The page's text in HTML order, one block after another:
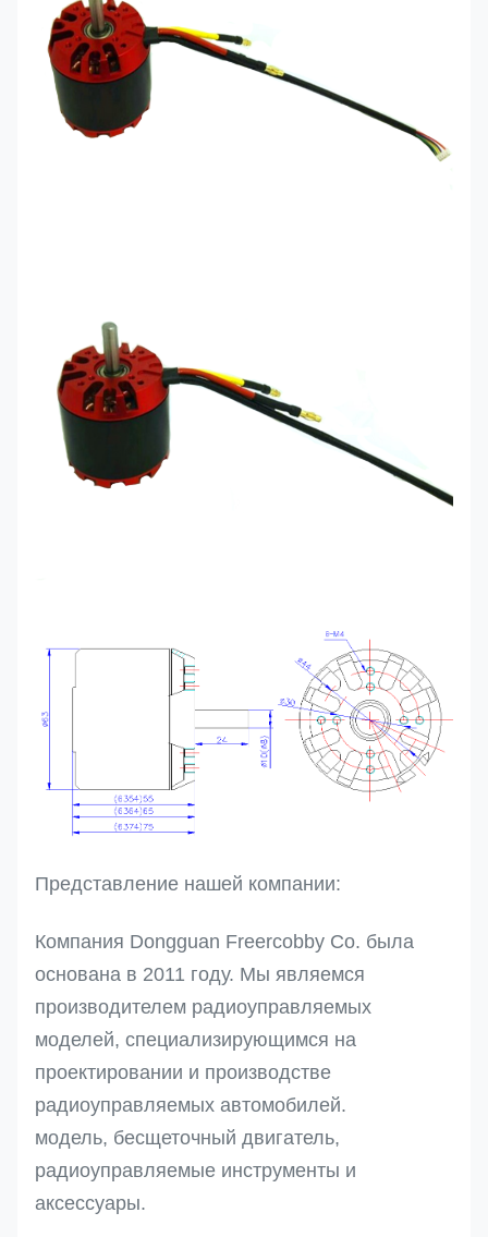
Представление нашей компании:
Компания Dongguan Freercobby Co. была
основана в 2011 году. Мы являемся
производителем радиоуправляемых
моделей, специализирующимся на
проектировании и производстве
радиоуправляемых автомобилей.
модель, бесщеточный двигатель,
радиоуправляемые инструменты и
аксессуары.